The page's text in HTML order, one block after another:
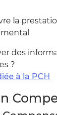
la
des
?
à la PCH